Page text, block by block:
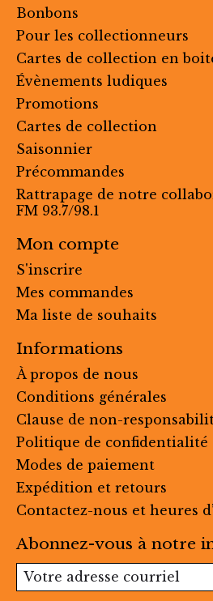
Bonbons
Pour les collectionneurs
Cartes de collection en
Évènements ludiques
Promotions
Cartes de collection
Saisonnier
Précommandes
Rattrapage de notre
FM 93.7/98.1
Mon compte
S'inscrire
Mes commandes
Ma liste de souhaits
Informations
À propos de nous
Conditions générales
Clause de non-
Politique de confidentialité
Modes de paiement
Expédition et retours
Contactez-nous et heures
Abonnez-vous à notre